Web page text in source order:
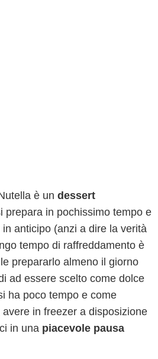
è un dessert
prepara in pochissimo tempo e
anticipo (anzi a dire la verità
tempo di raffreddamento è
prepararlo almeno il giorno
ad essere scelto come dolce
ha poco tempo e come
in freezer a disposizione
in una piacevole pausa